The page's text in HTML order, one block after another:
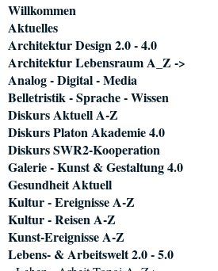
Navigation
überspringen
Willkommen
Aktuelles
Architektur Design 2.0 - 4.0
Architektur Lebensraum A_Z ->
Analog - Digital - Media
Belletristik - Sprache - Wissen
Diskurs Aktuell A-Z
Diskurs Platon Akademie 4.0
Diskurs SWR2-Kooperation
Galerie - Kunst & Gestaltung 4.0
Gesundheit Aktuell
Kultur - Ereignisse A-Z
Kultur - Reisen A-Z
Kunst-Ereignisse A-Z
Lebens- & Arbeitswelt 2.0 - 5.0